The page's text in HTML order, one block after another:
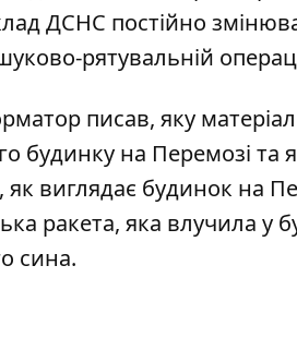
ДСНС постійно
рятувальній
писав, яку
будинку на Перемозі та
як виглядає будинок на
ракета, яка влучила у
сина.